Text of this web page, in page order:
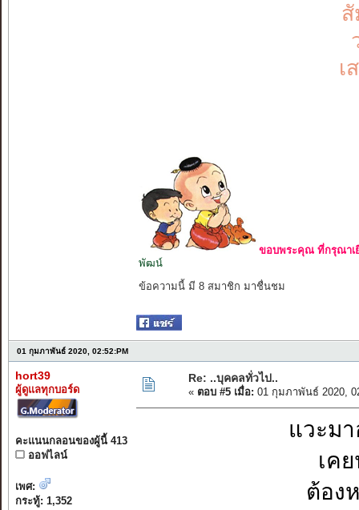
เ
ขอบพระคุณ ที่กรุณาเ
พัฒน์
ข้อความนี้ มี 8 สมาชิก มาชื่นชม
01 กุมภาพันธ์ 2020, 02:52:PM
hort39
ผู้ดูแลทุกบอร์ด
คะแนนกลอนของผู้นี้ 413
ออฟไลน์
เพศ:
กระทู้: 1,352
Re: ..บุคคลทั่วไป..
« ตอบ #5 เมื่อ: 01 กุมภาพันธ์ 2020,
แวะม
เค
ต้อง